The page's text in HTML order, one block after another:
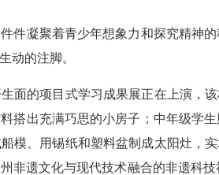
凝聚着青少年想象力和探究精神
动的注脚。
的项目式学习成果展正在上演，
搭出充满巧思的小房子；中年级学
模、用锡纸和塑料盆制成太阳灶
非遗文化与现代技术融合的非遗科